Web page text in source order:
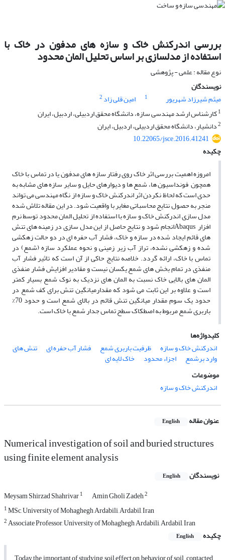
بررسی اندرکنش خاک و سازه های مدفون در خاک با
استفاده از مدلسازی بر اساس تحلیل المان محدود
نوع مقاله : علمی - پژوهشی
نویسندگان
میثم شیرزاد شهریور
1 امین قلی زاد 2
1کارشناس ارشد مهندسی سازه، دانشگاه محقق اردبیلی، اردبیل، ایران
2دانشیار، دانشگاه محقق اردبیلی، اردبیل، ایران
10.22065/jsce.2016.41241
چکیده
امروزه اهمیت بررسی اثر خاک روی رفتار سازه های مدفون یا در تماس با خاک
همچون فونداسیون ها، شمع ها و دیوارهای حایل و سایر سازه های مشابه به
حدی است که لحاظ نکردن اثر اندرکنش خاک و سازه از نگاه مهندسی می تواند
منجر به حصول نتایج محاسباتی مغایر با واقعیت شود. در این مقاله تلاش شده
مدل سازی اندرکنش خاک و سازه با استفاده از تحلیل المان محدود توسط نرم
افزار Abaqusانجام شود و نتایج حاصل از این مدل سازی در زمینه های تنش
های قائم ایجاد شده در سازه و خاک، فشار آب حفره ای در دو حالت زهکشی
شده و زهکشی نشده، تراز آب زیر زمینی و نحوه عملکرد سازه (شمع) در
تماس با خاک، ارائه گردد. خلاصه نتایج حاکی از آن است که تاثیر فشار آب
منفذی در تمام بخش های شمع یکسان نیست و مقادیر افزایش فشار منفذی
المان های بالایی خاک نسبت به المان های نزدیک به نوک شمع بسیار کمتر
است و علاوه بر این ثابت می شود که مقدارمیانگین تنش برای کف شمع در
حدود یک سوم مقدار میانگین تنش قائم در بالای شمع است و حدود 70%
باربری شمع مربوط به اصطکاک سطح تماس جدار شمع با خاک است.
کلیدواژه‌ها
اندرکنش خاک و سازه
ظرفیت باربری شمع فشار آب حفره ای تنش های
وارد برشمع اجزاء محدود
خاک لایه ای
موضوعات
اندرکنش خاک و سازه
عنوان مقاله English
Numerical investigation of soil and buried structures
using finite element analysis
نویسندگان English
Meysam Shirzad Shahrivar1 Amin Gholi Zadeh2
1MSc, University of Mohaghegh Ardabili, Ardabil, Iran
2Associate Professor, University of Mohaghegh Ardabili, Ardabil, Iran
چکیده
English